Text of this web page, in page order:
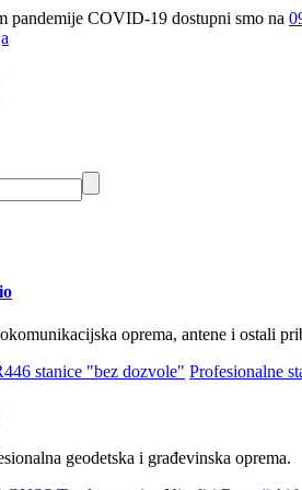
pandemije COVID-19 dostupni smo na
oprema, antene i ostali
stanice "bez dozvole" Profesionalne
geodetska i građevinska oprema.